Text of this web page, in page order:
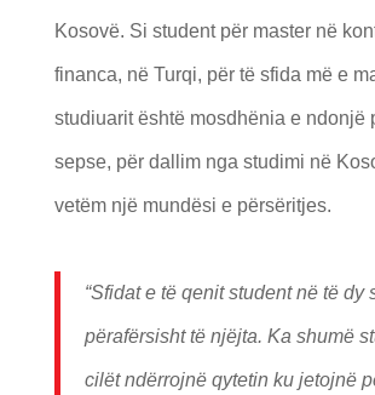
Kosovë. Si student për master në
financa, në Turqi, për të sfida më e
studiuarit është mosdhënia e ndonjë
sepse, për dallim nga studimi në
vetëm një mundësi e përsëritjes.
“Sfidat e të qenit student në të dy
përafërsisht të njëjta. Ka shumë
cilët ndërrojnë qytetin ku jetojnë